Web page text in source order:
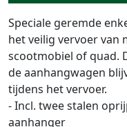
Speciale geremde
het veilig vervoer van
scootmobiel of quad.
de aanhangwagen
tijdens het vervoer.
- Incl. twee stalen
aanhanger